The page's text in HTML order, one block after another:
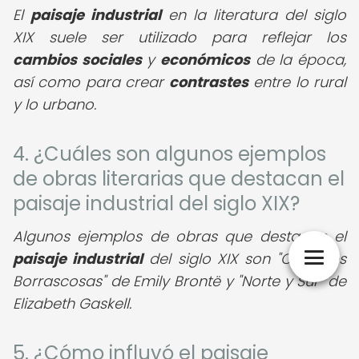
El paisaje industrialen la literatura del siglo
XIX suele ser utilizado para reflejar los
cambios socialesy económicosde la época,
así como para crear contrastesentre lo rural
y lo urbano.
4. ¿Cuáles son algunos ejemplos
de obras literarias que destacan el
paisaje industrial del siglo XIX?
Algunos ejemplos de obras que destacan el
paisaje industrialdel siglo XIX son "Cumbres
Borrascosas" de Emily Brontë y "Norte y Sur" de
Elizabeth Gaskell.
5. ¿Cómo influyó el paisaje